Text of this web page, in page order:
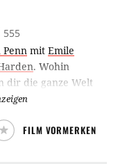
555
Penn mit Emile
. Wohin
dir die ganze Welt
weiß, wohin der
FILM VORMERKEN